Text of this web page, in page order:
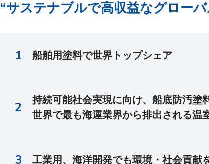
“サステナブルで高収益なグロー
船舶用塗料で世界トップシェア
持続可能社会実現に向け、船底防汚塗
世界で最も海運業界から排出される温
工業用、海洋開発でも環境・社会貢献